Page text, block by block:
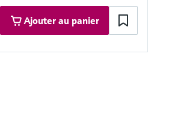
Ajouter au panier